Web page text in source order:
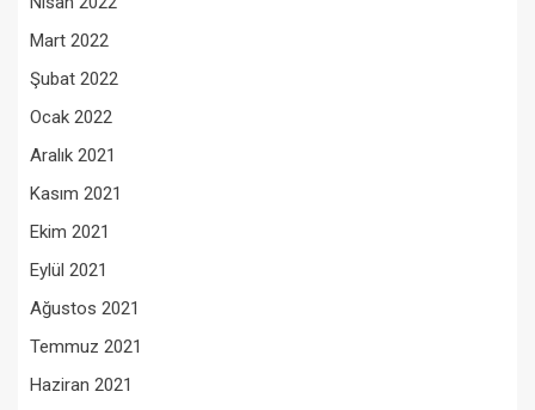
Mart 2022
Şubat 2022
Ocak 2022
Aralık 2021
Kasım 2021
Ekim 2021
Eylül 2021
Ağustos 2021
Temmuz 2021
Haziran 2021